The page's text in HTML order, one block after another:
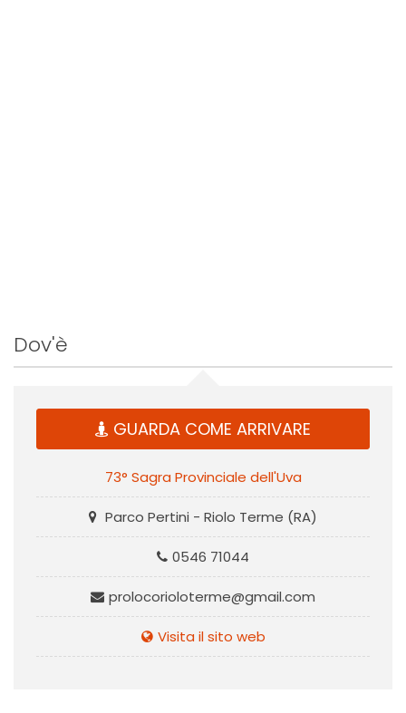
Dov'è
GUARDA COME ARRIVARE
73° Sagra Provinciale dell'Uva
Parco Pertini - Riolo Terme (RA)
0546 71044
prolocorioloterme@gmail.com
Visita il sito web